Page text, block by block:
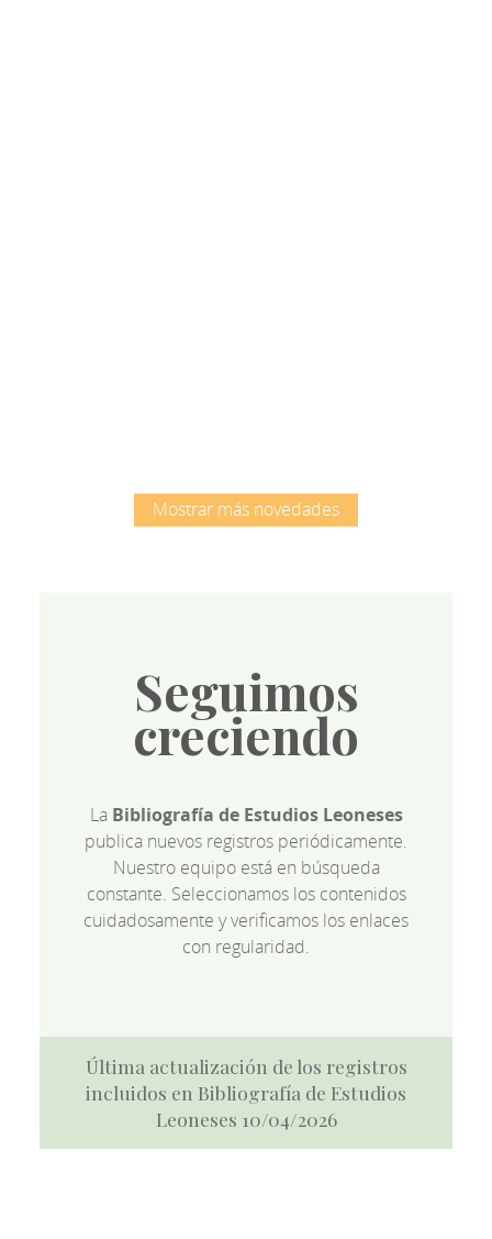
Mostrar más novedades
Seguimos
creciendo
La Bibliografía de Estudios Leoneses
publica nuevos registros periódicamente.
Nuestro equipo está en búsqueda
constante. Seleccionamos los contenidos
cuidadosamente y verificamos los enlaces
con regularidad.
Última actualización de los registros
incluidos en Bibliografía de Estudios
Leoneses 10/04/2026